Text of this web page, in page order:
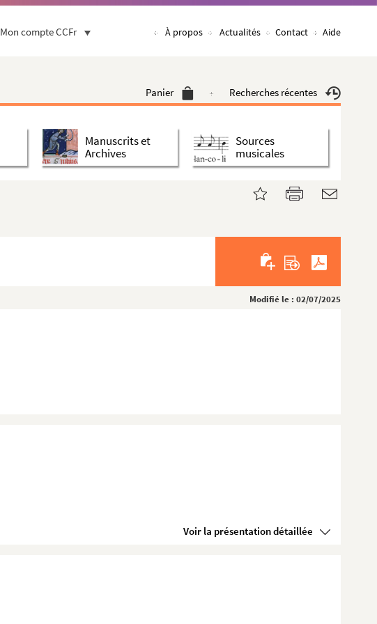
Mon compte CCFr À propos Actualités Contact Aide
Panier Recherches récentes
Manuscrits et
Archives
Sources
musicales
Modifié le : 02/07/2025
Voir la présentation détaillée